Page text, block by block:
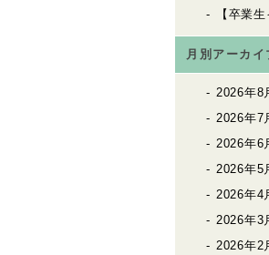
【卒業生インタビュ
月別アーカイ
2026年8
2026年7
2026年6
2026年5
2026年4
2026年3
2026年2